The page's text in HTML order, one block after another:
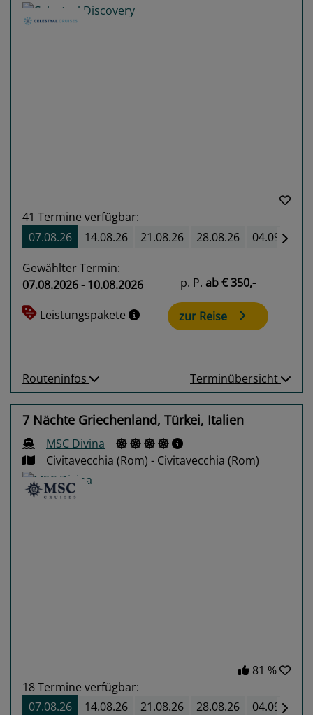
41 Termine verfügbar:
07.08.26
14.08.26 21.08.26 28.08.26 04.09.26
Gewählter Termin:
07.08.2026 - 10.08.2026
Leistungspakete
p. P. ab€ 350,-
zur Reise
Routeninfos Terminübersicht
7 Nächte Griechenland, Türkei, Italien
MSC Divina
Civitavecchia (Rom) - Civitavecchia (Rom)
81 %
18Termine verfügbar:
07.08.26
14.08.26 21.08.26 28.08.26 04.09.26